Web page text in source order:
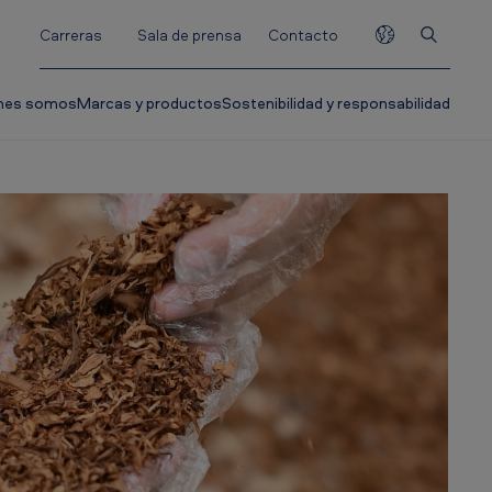
Carreras Sala de prensa Contacto
somosMarcas y productosSostenibilidad y responsabilidad